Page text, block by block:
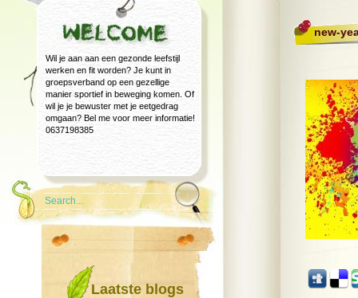
Wil je aan aan een gezonde leefstijl
werken en fit worden? Je kunt in
groepsverband op een gezellige
manier sportief in beweging komen. Of
wil je je bewuster met je eetgedrag
omgaan? Bel me voor meer informatie!
0637198385
Laatste blogs
new-